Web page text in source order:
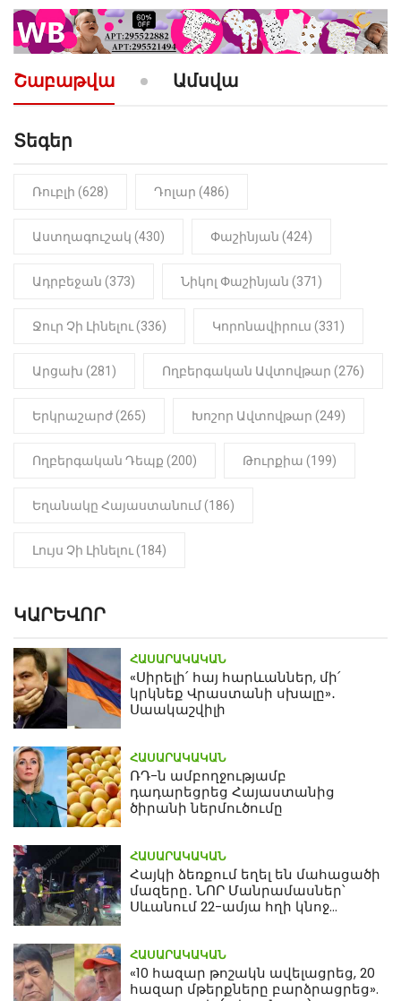
ՔԱՂԱՔԱԿԱՆ 10:52
«Լեզվիդ տալու փոխարեն
արտաբերիր այս երկու
նախադասությունը»․ Իշխան
Նիկոլ Փաշինյան
ԻՐԱԴԱՐՁԱՅԻՆ 22:01
մանկապղծության համար
մարմինը
Շաբաթվա Ամսվա
Տեգեր
Ռուբլի (628) Դոլար (486)
Աստղագուշակ (430) Փաշինյան (424)
Ադրբեջան (373) Նիկոլ Փաշինյան (371)
Ջուր Չի Լինելու (336) Կորոնավիրուս (331)
Արցախ (281) Ողբերգական Ավտովթար (276)
Երկրաշարժ (265) Խոշոր Ավտովթար (249)
Ողբերգական Դեպք (200) Թուրքիա (199)
Եղանակը Հայաստանում (186)
Լույս Չի Լինելու (184)
ԿԱՐԵՎՈՐ
ՀԱՍԱՐԱԿԱԿԱՆ
«Սիրելի՛ հայ հարևաններ, մի՛
կրկնեք Վրաստանի սխալը»․
Սաակաշվիլի
ՀԱՍԱՐԱԿԱԿԱՆ
ՌԴ-ն ամբողջությամբ
դադարեցրեց Հայաստանից
ծիրանի ներմուծումը
ՀԱՍԱՐԱԿԱԿԱՆ
Հայկի ձեռքում եղել են մահացածի
մազերը․ ՆՈՐ Մանրամասներ՝
Սևանում 22-ամյա հղի կնոջ
ՀԱՍԱՐԱԿԱԿԱՆ
«10 հազար թոշակն ավելացրեց, 20
հազար մթերքները բարձրացրեց».